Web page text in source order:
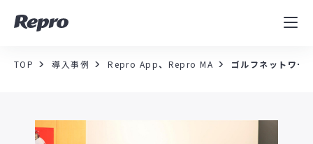
MAツール
導入事例
TOP 導入事例 Repro App、 Repro MA ゴルフネットワー